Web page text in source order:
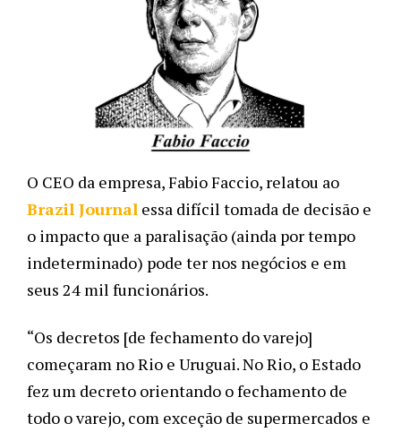
Brazil Journal essa difícil tomada de decisão e
o impacto que a paralisação (ainda por tempo
indeterminado) pode ter nos negócios e em
seus 24 mil funcionários.
“Os decretos [de fechamento do varejo]
começaram no Rio e Uruguai. No Rio, o Estado
fez um decreto orientando o fechamento de
todo o varejo, com exceção de supermercados e